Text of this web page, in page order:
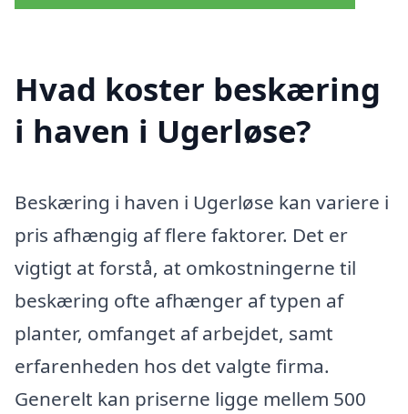
Hvad koster beskæring
i haven i Ugerløse?
Beskæring i haven i Ugerløse kan variere i
pris afhængig af flere faktorer. Det er
vigtigt at forstå, at omkostningerne til
beskæring ofte afhænger af typen af
planter, omfanget af arbejdet, samt
erfarenheden hos det valgte firma.
Generelt kan priserne ligge mellem 500